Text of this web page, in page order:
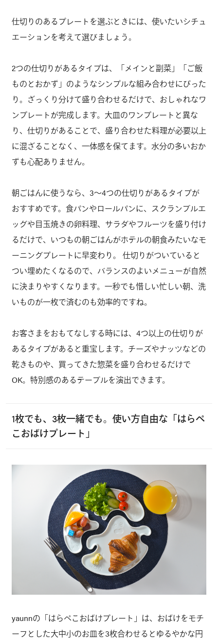
仕切りのあるプレートを選ぶときには、使いたいシチュ
エーションを考えて選びましょう。
2つの仕切りがあるタイプは、「メインと副菜」「ご飯
ものとおかず」のようなシンプルな組み合わせにぴった
り。ざっくり分けて盛り合わせるだけで、おしゃれなワ
ンプレートが完成します。大皿のワンプレートと異な
り、仕切りがあることで、盛り合わせた料理が必要以上
に混ざることなく、一体感を保てます。水分の多いおか
ずも心配ありません。
朝ごはんに使うなら、3〜4つの仕切りがあるタイプが
おすすめです。食パンやロールパンに、スクランブルエ
ッグや目玉焼きの卵料理、サラダやフルーツを盛り付け
るだけで、いつもの朝ごはんがホテルの朝食みたいなモ
ーニングプレートに早変わり。 仕切りがついていると
つい埋めたくなるので、バランスのよいメニューが自然
に決まりやすくなります。一秒でも惜しい忙しい朝、洗
いものが一枚で済むのも効率的ですね。
お客さまをおもてなしする時には、4つ以上の仕切りが
あるタイプがあると重宝します。チーズやナッツなどの
乾きものや、買ってきた惣菜を盛り合わせるだけで
OK。特別感のあるテーブルを演出できます。
1枚でも、3枚一緒でも。使い方自由な「はらぺ
こおばけプレート」
yaunnの「はらぺこおばけプレート」は、おばけをモチ
ーフとした大中小のお皿を3枚合わせるとゆるやかな円